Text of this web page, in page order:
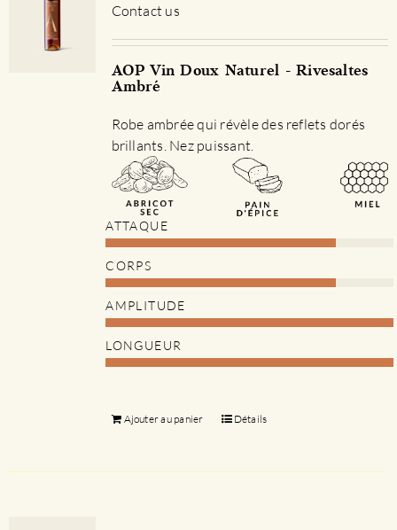
choisies
sur
du
produit
Contact us
AOP Vin Doux Naturel - Rivesaltes
Ambré
Robe ambrée qui révèle des reflets dorés
brillants. Nez puissant.
ATTAQUE
CORPS
AMPLITUDE
LONGUEUR
Ajouter au panier Détails